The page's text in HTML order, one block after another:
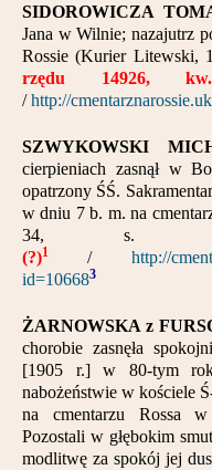
SIDOROWICZA
Jana w Wilnie; nazajutrz
Rossie (Kurier Litewski,
rzędu 14926,
/http://
SZWYKOWSKI
cierpieniach zasnął w
opatrzony ŚŚ.
w dniu 7 b. m. na
34,
(?)1 / http://
id=106683
ŻARNOWSKA z
chorobie zasnęła
[1905 r.] w 80-tym
nabożeństwie w kościele
na cmentarzu Rossa w
Pozostali w głębokim
modlitwę za spokój jej